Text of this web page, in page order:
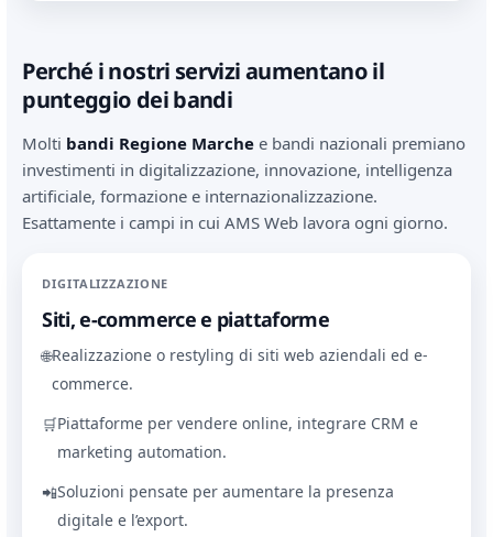
Perché i nostri servizi aumentano il
punteggio dei bandi
Molti bandi Regione Marche e bandi nazionali premiano
investimenti in digitalizzazione, innovazione, intelligenza
artificiale, formazione e internazionalizzazione.
Esattamente i campi in cui AMS Web lavora ogni giorno.
DIGITALIZZAZIONE
Siti, e-commerce e piattaforme
🌐Realizzazione o restyling di siti web aziendali ed e-
commerce.
🛒Piattaforme per vendere online, integrare CRM e
marketing automation.
📲Soluzioni pensate per aumentare la presenza
digitale e l’export.